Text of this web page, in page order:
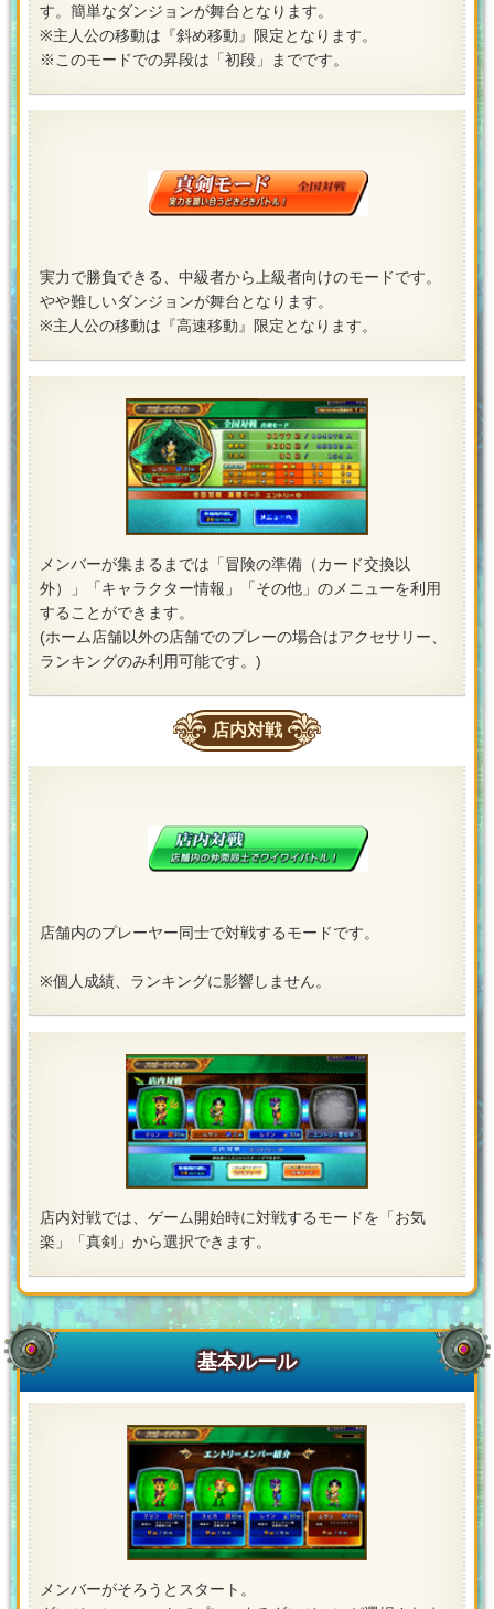
す。簡単なダンジョンが舞台となります。
※主人公の移動は『斜め移動』限定となります。
※このモードでの昇段は「初段」までです。
実力で勝負できる、中級者から上級者向けのモードです。
やや難しいダンジョンが舞台となります。
※主人公の移動は『高速移動』限定となります。
メンバーが集まるまでは「冒険の準備（カード交換以
外）」「キャラクター情報」「その他」のメニューを利用
することができます。
(ホーム店舗以外の店舗でのプレーの場合はアクセサリー、
ランキングのみ利用可能です。)
店内対戦
店舗内のプレーヤー同士で対戦するモードです。
※個人成績、ランキングに影響しません。
店内対戦では、ゲーム開始時に対戦するモードを「お気
楽」「真剣」から選択できます。
基本ルール
メンバーがそろうとスタート。